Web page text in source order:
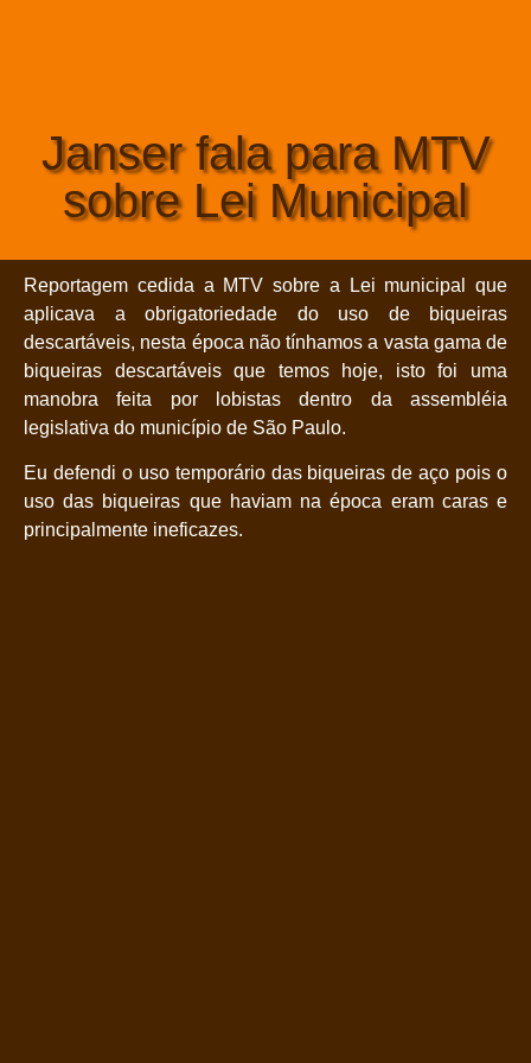
Janser fala para MTV
sobre Lei Municipal
Reportagem cedida a MTV sobre a Lei municipal que
aplicava a obrigatoriedade do uso de biqueiras
descartáveis, nesta época não tínhamos a vasta gama de
biqueiras descartáveis que temos hoje, isto foi uma
manobra feita por lobistas dentro da assembléia
legislativa do município de São Paulo.
Eu defendi o uso temporário das biqueiras de aço pois o
uso das biqueiras que haviam na época eram caras e
principalmente ineficazes.